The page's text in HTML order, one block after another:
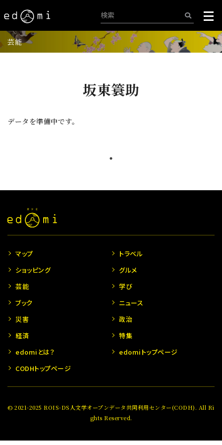
芸能
坂東簑助
データを準備中です。
マップ
トラベル
ショッピング
グルメ
芸能
学び
ブック
ニュース
災害
政治
経済
特集
edomiとは？
edomiトップページ
CODHトップページ
© 2021-2025 ROIS-DS人文学オープンデータ共同利用センター(CODH). All Ri
ghts Reserved.